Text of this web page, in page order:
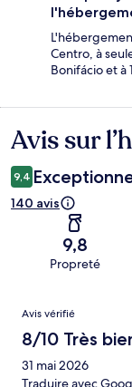
Centro, à
Bonifácio et à
Avis
Avis sur
9,4
140 avis
9,8
Propreté
Avis
Avis vérifié
8/10 Très
31 mai 2026
Traduire avec